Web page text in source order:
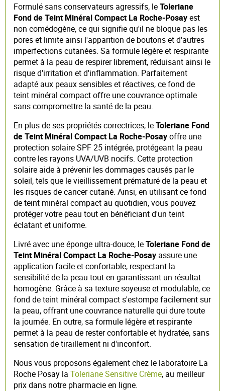
Formulé sans conservateurs agressifs, leToleriane
Fond de Teint Minéral Compact La Roche-Posayest
non comédogène, ce qui signifie qu'il ne bloque pas les
pores et limite ainsi l'apparition de boutons et d'autres
imperfections cutanées. Sa formule légère et respirante
permet à la peau de respirer librement, réduisant ainsi le
risque d'irritation et d'inflammation. Parfaitement
adapté aux peaux sensibles et réactives, ce fond de
teint minéral compact offre une couvrance optimale
sans compromettre la santé de la peau.
En plus de ses propriétés correctrices, leToleriane Fond
de Teint Minéral Compact La Roche-Posayoffre une
protection solaire SPF 25 intégrée, protégeant la peau
contre les rayons UVA/UVB nocifs. Cette protection
solaire aide à prévenir les dommages causés par le
soleil, tels que le vieillissement prématuré de la peau et
les risques de cancer cutané. Ainsi, en utilisant ce fond
de teint minéral compact au quotidien, vous pouvez
protéger votre peau tout en bénéficiant d'un teint
éclatant et uniforme.
Livré avec une éponge ultra-douce, leToleriane Fond de
Teint Minéral Compact La Roche-Posay assure une
application facile et confortable, respectant la
sensibilité de la peau tout en garantissant un résultat
homogène. Grâce à sa texture soyeuse et modulable, ce
fond de teint minéral compact s'estompe facilement sur
la peau, offrant une couvrance naturelle qui dure toute
la journée. En outre, sa formule légère et respirante
permet à la peau de rester confortable et hydratée, sans
sensation de tiraillement ni d'inconfort.
Nous vous proposons également chez le laboratoire La
Roche Posay la Toleriane Sensitive Crème, au meilleur
prix dans notre pharmacie en ligne.